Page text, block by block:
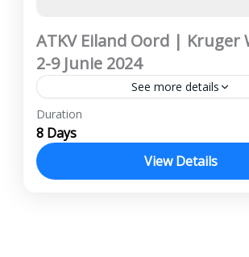
ATKV Eiland Oord | Kruger
2-9 Junie 2024
See more details
Vanaf R11,750 per persoon wat
Maandelikse paaiemente
Eiland, Panorama Roete,
Hotel, Kruger Wildtuin, Karula
Kruger Wildtuin,Panorama
Duration
8 Days
View Details